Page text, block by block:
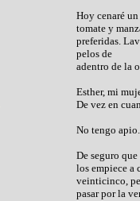
Hoy cenaré
tomate y
preferidas.
pelos de
adentro de la
Esther, mi
De vez en
No tengo apio.
De seguro
los empiece a
veinticinco,
pasar por la